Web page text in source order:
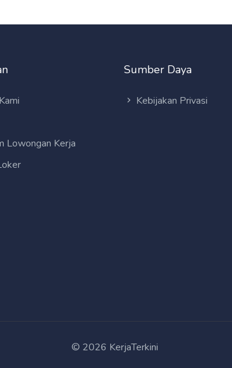
Lowongan Kerja
Sumber Daya
Kebijakan Privasi
© 2026 KerjaTerkini